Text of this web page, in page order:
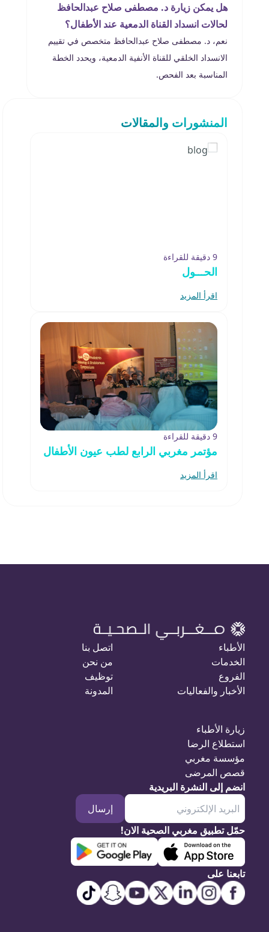
هل يمكن زيارة د. مصطفى صلاح عبدالحافظ
لحالات انسداد القناة الدمعية عند الأطفال؟
نعم، د. مصطفى صلاح عبدالحافظ متخصص في تقييم
الانسداد الخلقي للقناة الأنفية الدمعية، ويحدد الخطة
المناسبة بعد الفحص.
المنشورات والمقالات
9 دقيقة للقراءة
الحـــول
اقرأ المزيد
9 دقيقة للقراءة
مؤتمر مغربي الرابع لطب عيون الأطفال
اقرأ المزيد
الأطباء
الخدمات
الفروع
الأخبار والفعاليات
اتصل بنا
من نحن
توظيف
المدونة
زيارة الأطباء
استطلاع الرضا
مؤسسة مغربي
قصص المرضى
انضم إلى النشرة البريدية
إرسال
حمّل تطبيق مغربي الصحية الان!
تابعنا على